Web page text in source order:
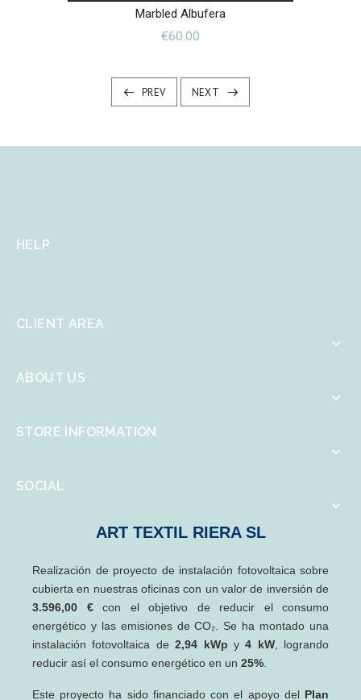
Marbled Albufera
€60.00
PREV NEXT
HELP
CLIENT AREA

ABOUT US

STORE INFORMATION

SOCIAL

ART TEXTIL RIERA SL
Realización de proyecto de instalación fotovoltaica sobre
cubierta en nuestras oficinas con un valor de inversión de
3.596,00 €con el objetivo de reducir el consumo
energético y las emisiones de CO₂. Se ha montado una
instalación fotovoltaica de2,94 kWp y4 kW, logrando
reducir así el consumo energético en un 25%
Este proyecto ha sido financiado con el apoyo del Plan